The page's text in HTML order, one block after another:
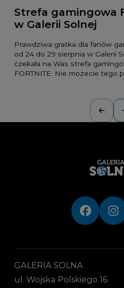
Strefa gamingowa
w Galerii Solnej
Prawdziwa gratka dla fanów
od 24 do 29 sierpnia w Galerii
czekała na Was strefa
FORTNITE. Nie możecie tego
GALERIA SOLNA
ul. Wojska Polskiego 16